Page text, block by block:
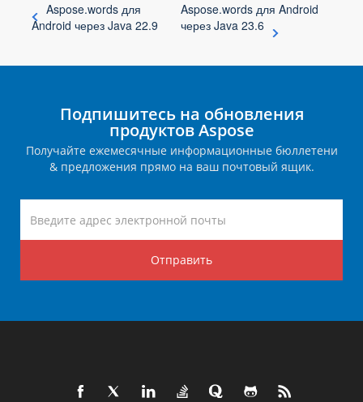
Aspose.words для
Android через Java 22.9
Aspose.words для Android
через Java 23.6
Подпишитесь на обновления
продуктов Aspose
Получайте ежемесячные информационные бюллетени
& предложения прямо на ваш почтовый ящик.
Отправить